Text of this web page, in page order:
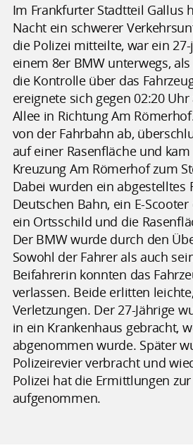
Im Frankfurter Stadtteil Gallus
Nacht ein schwerer
die Polizei mitteilte, war ein
einem 8er BMW unterwegs,
die Kontrolle über das
ereignete sich gegen 02:20
Allee in Richtung Am
von der Fahrbahn ab,
auf einer Rasenfläche und
Kreuzung Am Römerhof zum
Dabei wurden ein abgestelltes
Deutschen Bahn, ein E-
ein Ortsschild und die
Der BMW wurde durch den
Sowohl der Fahrer als auch
Beifahrerin konnten das
verlassen. Beide erlitten
Verletzungen. Der 27-Jährige
in ein Krankenhaus gebracht,
abgenommen wurde. Später
Polizeirevier verbracht und
Polizei hat die Ermittlungen
aufgenommen.